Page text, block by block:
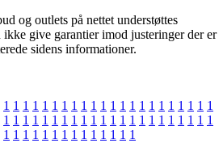
og outlets på nettet understøttes
give garantier imod justeringer der er
sidens informationer.
1 1 1 1 1 1 1 1 1 1 1 1 1 1 1 1 1 1 1 1 1 1
1 1 1 1 1 1 1 1 1 1 1 1 1 1 1 1 1 1 1 1 1 1
1 1 1 1 1 1 1 1 1 1 1 1 1 1